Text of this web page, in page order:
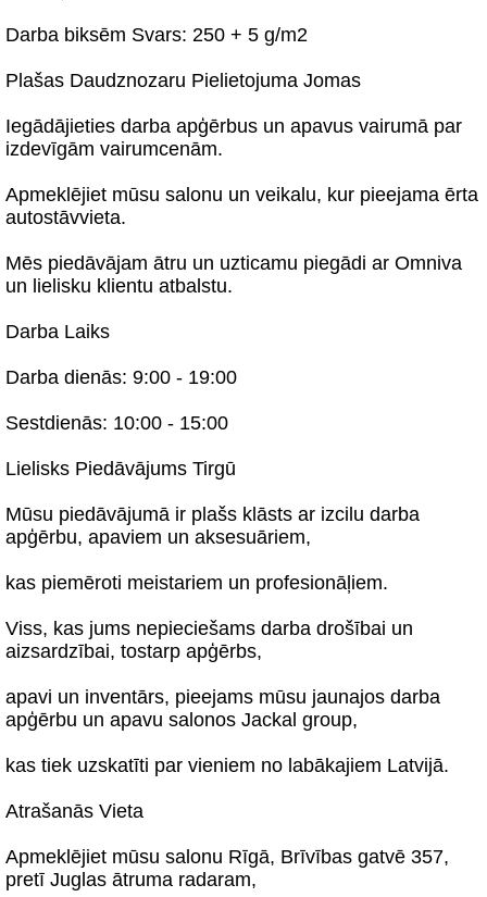
Darba biksēm Svars: 250 + 5 g/m2
Plašas Daudznozaru Pielietojuma Jomas
Iegādājieties darba apģērbus un apavus vairumā par
izdevīgām vairumcenām.
Apmeklējiet mūsu salonu un veikalu, kur pieejama ērta
autostāvvieta.
Mēs piedāvājam ātru un uzticamu piegādi ar Omniva
un lielisku klientu atbalstu.
Darba Laiks
Darba dienās: 9:00 - 19:00
Sestdienās: 10:00 - 15:00
Lielisks Piedāvājums Tirgū
Mūsu piedāvājumā ir plašs klāsts ar izcilu darba
apģērbu, apaviem un aksesuāriem,
kas piemēroti meistariem un profesionāļiem.
Viss, kas jums nepieciešams darba drošībai un
aizsardzībai, tostarp apģērbs,
apavi un inventārs, pieejams mūsu jaunajos darba
apģērbu un apavu salonos Jackal group,
kas tiek uzskatīti par vieniem no labākajiem Latvijā.
Atrašanās Vieta
Apmeklējiet mūsu salonu Rīgā, Brīvības gatvē 357,
pretī Juglas ātruma radaram,